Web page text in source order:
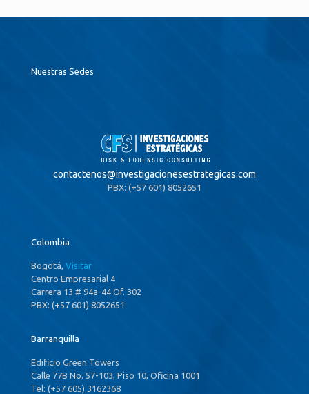
Nuestras Sedes
contactenos@investigacionesestrategicas.com
PBX: (+57 601) 8052651
Colombia
Bogotá, Visitar
Centro Empresarial 4
Carrera 13 # 94a-44 Of. 302
PBX: (+57 601) 8052651
Barranquilla
Edificio Green Towers
Calle 77B No. 57-103, Piso 10, Oficina 1001
Tel: (+57 605) 3162368